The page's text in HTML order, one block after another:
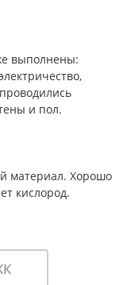
выполнены:
и пол.
материал. Хорошо
кислород.